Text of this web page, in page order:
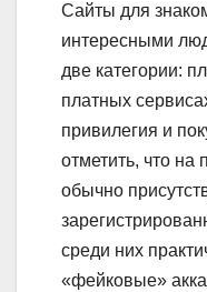
Сайты для
интересными
две категории:
платных
привилегия и
отметить, что на
обычно
среди них
«фейковые»